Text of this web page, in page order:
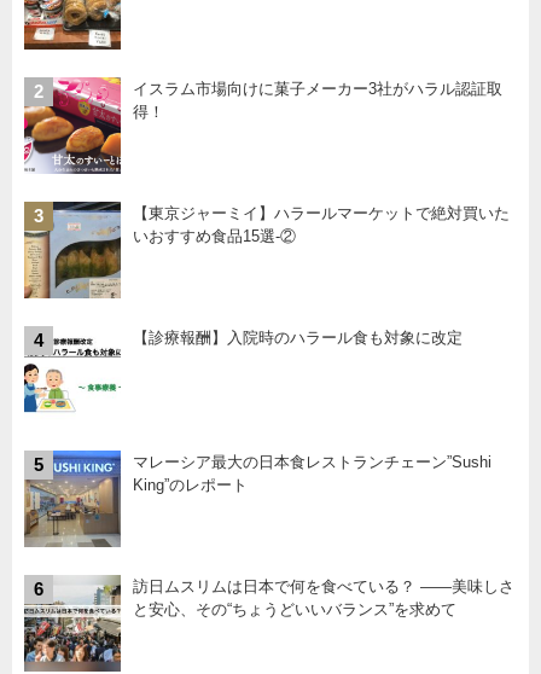
2
イスラム市場向けに菓子メーカー3社がハラル認証取
得！
3
【東京ジャーミイ】ハラールマーケットで絶対買いた
いおすすめ食品15選-②
4 【診療報酬】入院時のハラール食も対象に改定
5
マレーシア最大の日本食レストランチェーン”Sushi
King”のレポート
6
訪日ムスリムは日本で何を食べている？ ――美味しさ
と安心、その“ちょうどいいバランス”を求めて